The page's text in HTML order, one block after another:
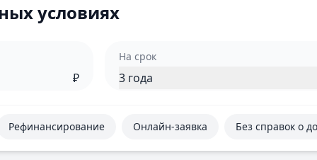
условиях
₽
На срок
3 года
Рефинансирование Онлайн-заявка Без справок о